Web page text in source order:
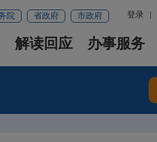
登录
院 省政府 市政府
解读回应 办事服务